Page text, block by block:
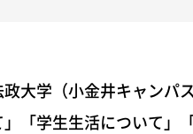
大学（小金井キャンパ
「学生生活について」